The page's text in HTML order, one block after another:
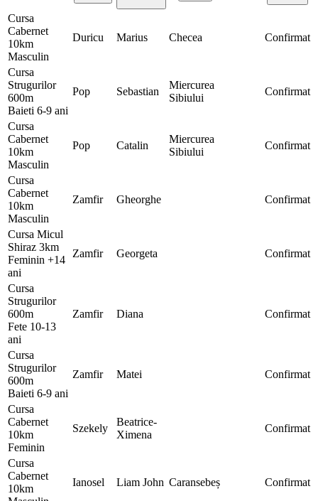
Cursa
Cabernet
10km
Masculin
Duricu Marius Checea Confirmat
Cursa
Strugurilor
600m
Baieti 6-9 ani
Pop Sebastian
Miercurea
Sibiului
Confirmat
Cursa
Cabernet
10km
Masculin
Pop Catalin
Miercurea
Sibiului
Confirmat
Cursa
Cabernet
10km
Masculin
Zamfir Gheorghe Confirmat
Cursa Micul
Shiraz 3km
Feminin +14
ani
Zamfir Georgeta Confirmat
Cursa
Strugurilor
600m
Fete 10-13
ani
Zamfir Diana Confirmat
Cursa
Strugurilor
600m
Baieti 6-9 ani
Zamfir Matei Confirmat
Cursa
Cabernet
10km
Feminin
Szekely
Beatrice-
Ximena
Confirmat
Cursa
Cabernet
10km
Ianosel Liam John Caransebeș Confirmat